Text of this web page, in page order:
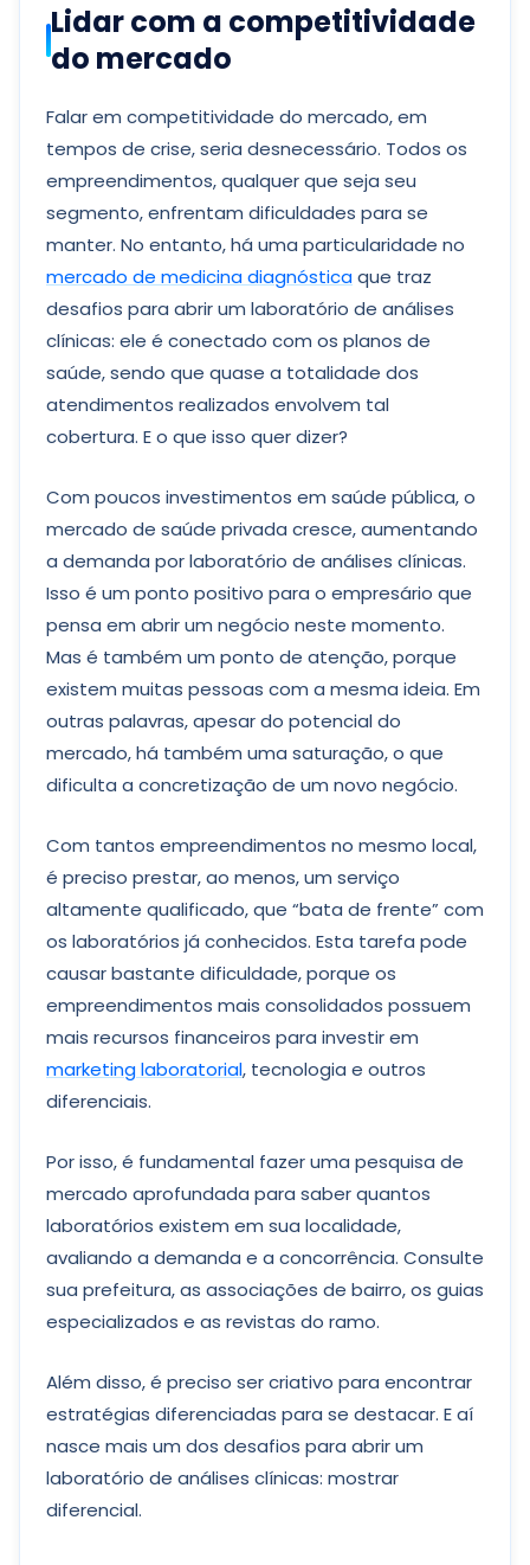
Lidar com a competitividade
do mercado
Falar em competitividade do mercado, em
tempos de crise, seria desnecessário. Todos os
empreendimentos, qualquer que seja seu
segmento, enfrentam dificuldades para se
manter. No entanto, há uma particularidade no
mercado de medicina diagnósticaque traz
desafios para abrir um laboratório de análises
clínicas: ele é conectado com os planos de
saúde, sendo que quase a totalidade dos
atendimentos realizados envolvem tal
cobertura. E o que isso quer dizer?
Com poucos investimentos em saúde pública, o
mercado de saúde privada cresce, aumentando
a demanda por laboratório de análises clínicas.
Isso é um ponto positivo para o empresário que
pensa em abrir um negócio neste momento.
Mas é também um ponto de atenção, porque
existem muitas pessoas com a mesma ideia. Em
outras palavras, apesar do potencial do
mercado, há também uma saturação, o que
dificulta a concretização de um novo negócio.
Com tantos empreendimentos no mesmo local,
é preciso prestar, ao menos, um serviço
altamente qualificado, que “bata de frente” com
os laboratórios já conhecidos. Esta tarefa pode
causar bastante dificuldade, porque os
empreendimentos mais consolidados possuem
mais recursos financeiros para investir em
marketing laboratorial, tecnologia e outros
diferenciais.
Por isso, é fundamental fazer uma pesquisa de
mercado aprofundada para saber quantos
laboratórios existem em sua localidade,
avaliando a demanda e a concorrência. Consulte
sua prefeitura, as associações de bairro, os guias
especializados e as revistas do ramo.
Além disso, é preciso ser criativo para encontrar
estratégias diferenciadas para se destacar. E aí
nasce mais um dos desafios para abrir um
laboratório de análises clínicas: mostrar
diferencial.